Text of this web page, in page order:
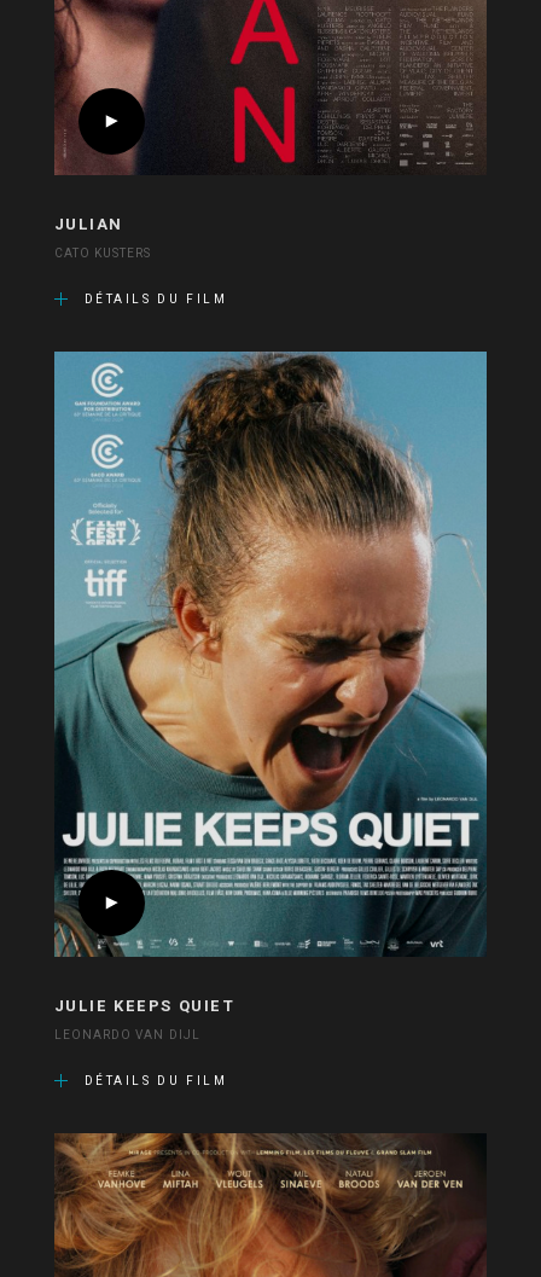
JULIAN
CATO KUSTERS
DÉTAILS DU FILM
JULIE KEEPS QUIET
LEONARDO VAN DIJL
DÉTAILS DU FILM